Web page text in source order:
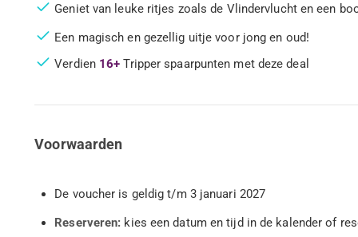
Geniet van leuke ritjes zoals de Vlindervlucht en een
Een magisch en gezellig uitje voor jong en oud!
Verdien 16+ Tripper spaarpunten met deze deal
Voorwaarden
De voucher is geldig t/m 3 januari 2027
Reserveren: kies een datum en tijd in de kalender of